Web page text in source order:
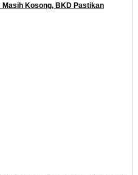
Kosong, BKD Pastikan